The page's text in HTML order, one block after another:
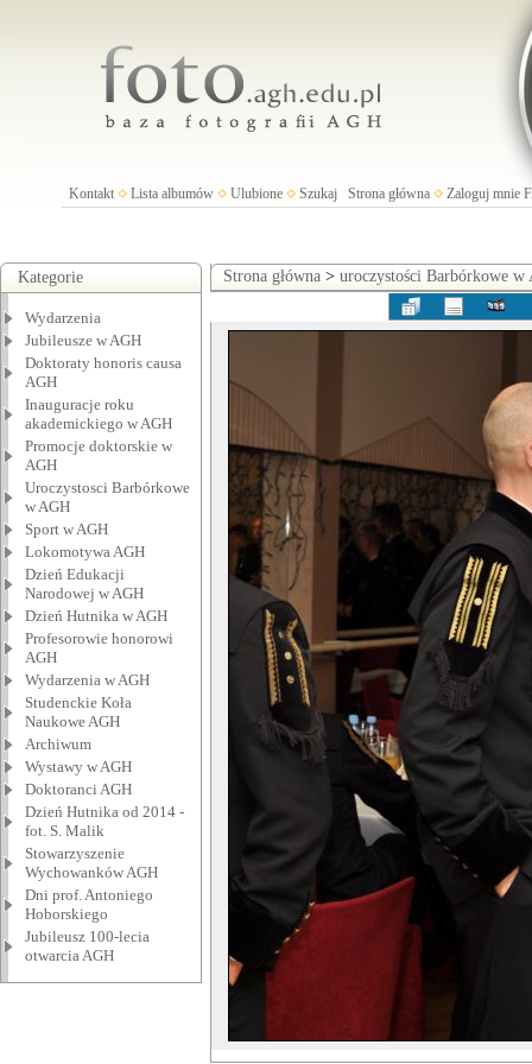
Kontakt Lista albumów Ulubione Szukaj Strona główna Zaloguj mnie
Kategorie
Wydarzenia
Jubileusze w AGH
Doktoraty honoris causa
AGH
Inauguracje roku
akademickiego w AGH
Promocje doktorskie w
AGH
Uroczystosci Barbórkowe
w AGH
Sport w AGH
Lokomotywa AGH
Dzień Edukacji
Narodowej w AGH
Dzień Hutnika w AGH
Profesorowie honorowi
AGH
Wydarzenia w AGH
Studenckie Koła
Naukowe AGH
Archiwum
Wystawy w AGH
Doktoranci AGH
Dzień Hutnika od 2014 -
fot. S. Malik
Stowarzyszenie
Wychowanków AGH
Dni prof. Antoniego
Hoborskiego
Jubileusz 100-lecia
otwarcia AGH
Strona główna > uroczystości Barbórkowe w